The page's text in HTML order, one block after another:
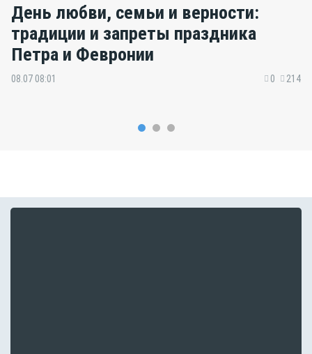
День любви, семьи и верности:
традиции и запреты праздника
Петра и Февронии
08.07 08:01 0 214